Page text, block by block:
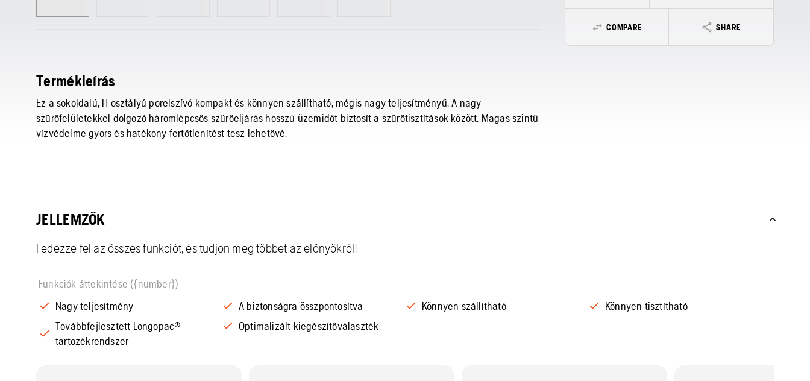
Termékleírás
Ez a sokoldalú, H osztályú porelszívó kompakt és könnyen szállítható, mégis nagy teljesítményű. A nagy
szűrőfelületekkel dolgozó háromlépcsős szűrőeljárás hosszú üzemidőt biztosít a szűrőtisztítások között. Magas szintű
vízvédelme gyors és hatékony fertőtlenítést tesz lehetővé.
COMPARE SHARE
JELLEMZŐK
Fedezze fel az összes funkciót, és tudjon meg többet az előnyökről!
Funkciók áttekintése ({number})
Nagy teljesítmény
A biztonságra összpontosítva Könnyen szállítható
Könnyen tisztítható
Továbbfejlesztett Longopac®
tartozékrendszer
Optimalizált kiegészítőválaszték